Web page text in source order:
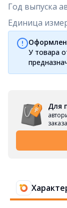
Год выпуска
Единица
У товара
Для